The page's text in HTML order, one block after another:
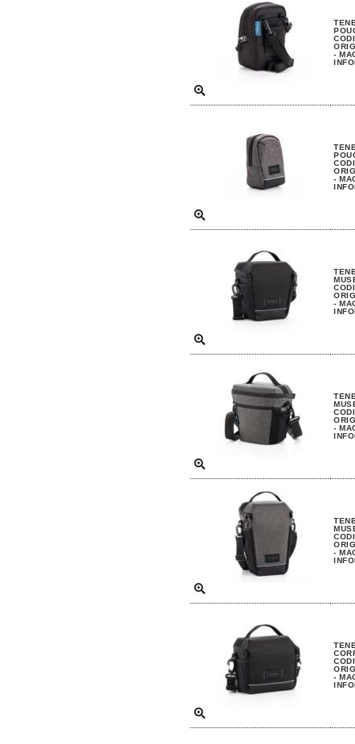
-
-
-
-
-
-